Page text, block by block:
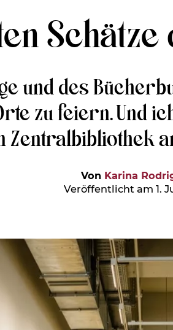
Schätze
und des
zu feiern. Und
Zentralbibliothek
Von Karina
Veröffentlicht am 1.